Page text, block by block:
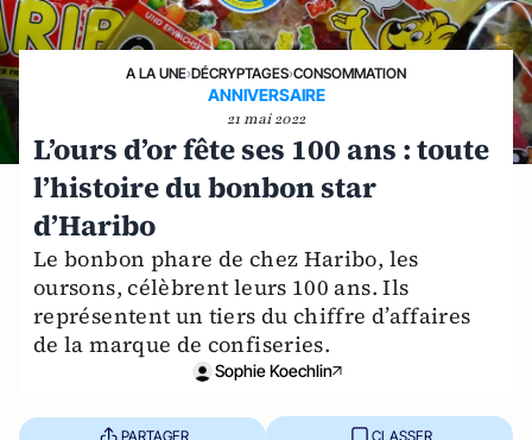
A LA UNE›DÉCRYPTAGES›CONSOMMATION
ANNIVERSAIRE
21 mai 2022
L’ours d’or fête ses 100 ans : toute
l’histoire du bonbon star
d’Haribo
Le bonbon phare de chez Haribo, les
oursons, célèbrent leurs 100 ans. Ils
représentent un tiers du chiffre d’affaires
de la marque de confiseries.
Sophie Koechlin
PARTAGER CLASSER